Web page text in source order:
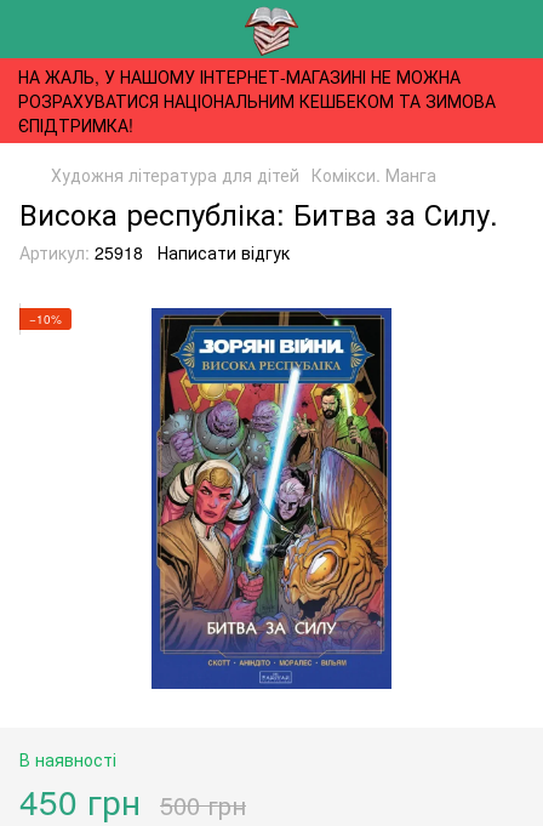
НА ЖАЛЬ, У НАШОМУ ІНТЕРНЕТ-МАГАЗИНІ НЕ МОЖНА
РОЗРАХУВАТИСЯ НАЦІОНАЛЬНИМ КЕШБЕКОМ ТА ЗИМОВА
ЄПІДТРИМКА!
Художня література для дітей Комікси. Манга
Висока республіка: Битва за Силу.
Артикул: 25918 Написати відгук
−10%
В наявності
450 грн 500 грн